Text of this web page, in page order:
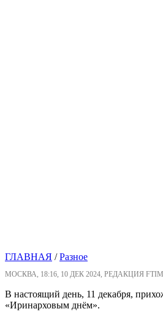
ГЛАВНАЯ /Разное
МОСКВА, 18:16, 10 ДЕК 2024, РЕДАКЦИЯ
В настоящий день, 11 декабря,
«Иринарховым днём».